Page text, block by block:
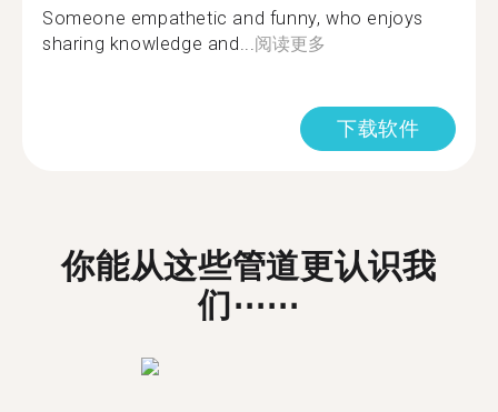
Someone empathetic and funny, who enjoys
sharing knowledge and...阅读更多
下载软件
你能从这些管道更认识我
们⋯⋯